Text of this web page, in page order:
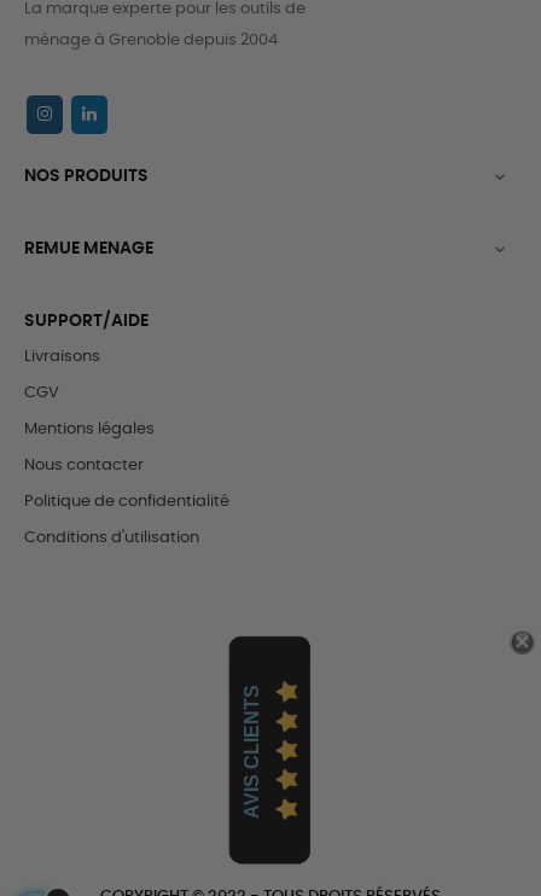
La marque experte pour les outils de
ménage à Grenoble depuis 2004
NOS PRODUITS 
REMUE MENAGE 
SUPPORT/AIDE
Livraisons
CGV
Mentions légales
Nous contacter
Politique de confidentialité
Conditions d'utilisation
AVIS CLIENTS